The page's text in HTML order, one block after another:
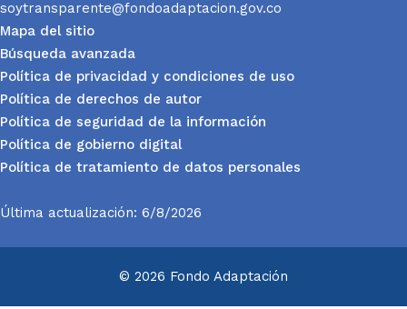
soytransparente@fondoadaptacion.gov.co
Mapa del sitio
Búsqueda avanzada
Política de privacidad y condiciones de uso
Política de derechos de autor
Política de seguridad de la información
Política de gobierno digital
Política de tratamiento de datos personales
Última actualización: 6/8/2026
© 2026 Fondo Adaptación